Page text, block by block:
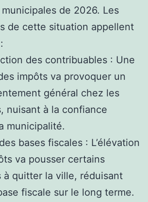
de 2026. Les
de cette situation appellent
des contribuables : Une
impôts va provoquer un
général chez les
nuisant à la confiance
municipalité.
bases fiscales : L’élévation
va pousser certains
à quitter la ville, réduisant
fiscale sur le long terme.